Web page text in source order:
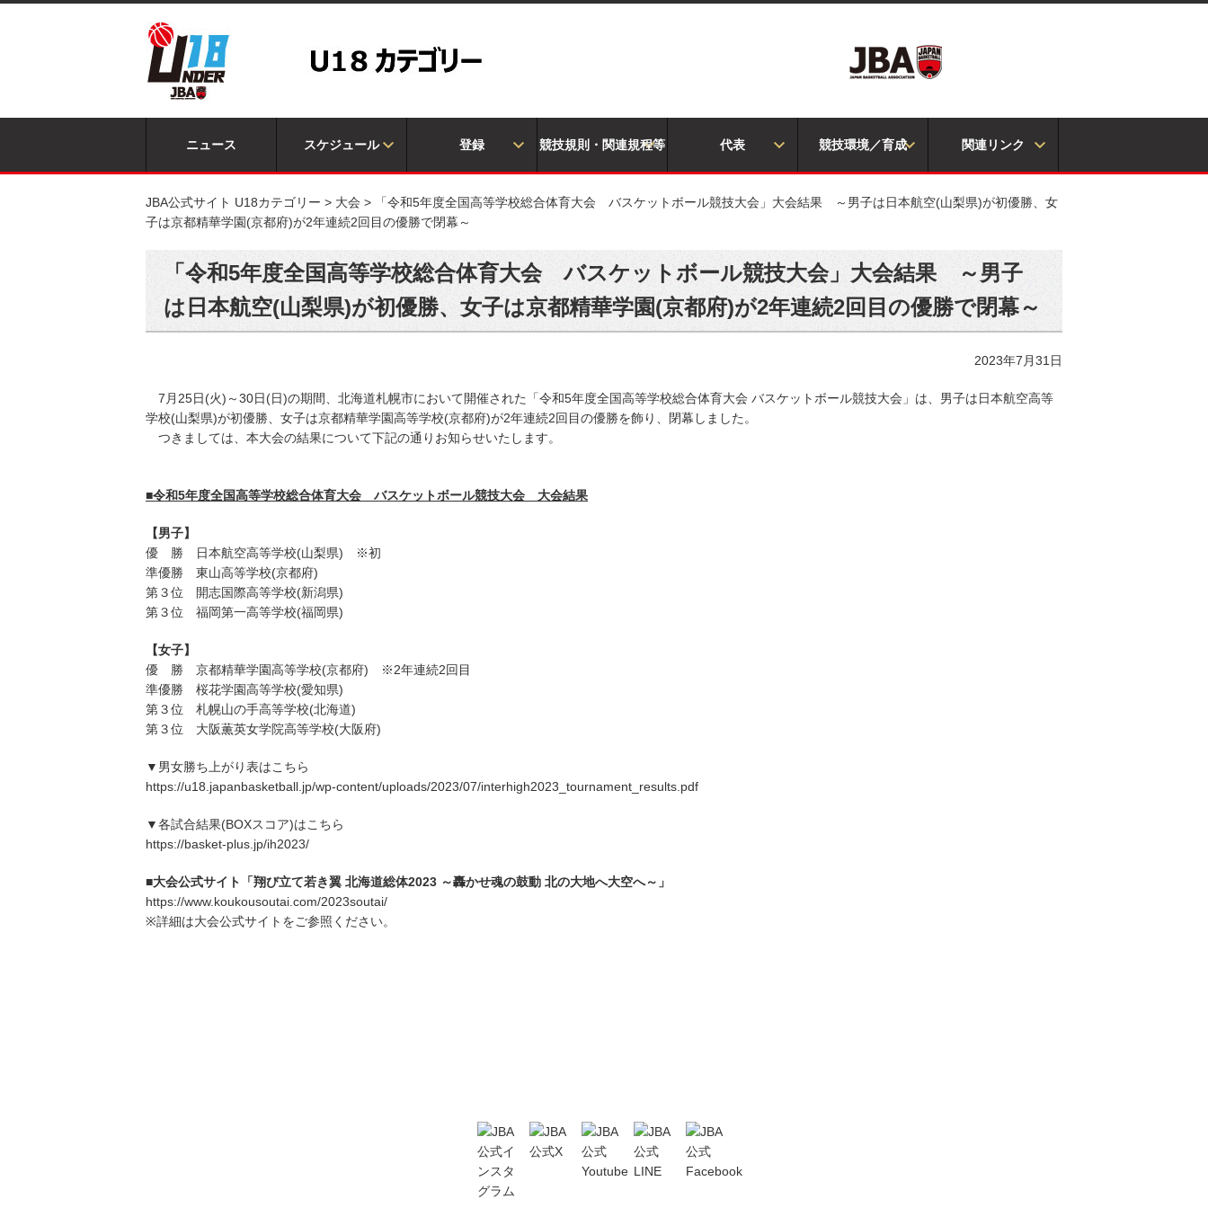
ニュース スケジュール 登録 競技規則・関連規程等 代表 競技環境／育成 関連リンク
JBA公式サイト U18カテゴリー > 大会 >
「令和5年度全国高等学校総合体育大会 バスケットボール競技大会」大会結果 ～男子は日本航空(山梨県)が初優勝、女
子は京都精華学園(京都府)が2年連続2回目の優勝で閉幕～
「令和5年度全国高等学校総合体育大会 バスケットボール競技大会」大会結果 ～男子
は日本航空(山梨県)が初優勝、女子は京都精華学園(京都府)が2年連続2回目の優勝で閉幕～
2023年7月31日
7月25日(火)～30日(日)の期間、北海道札幌市において開催された「令和5年度全国高等学校総合体育大会 バスケットボール競技大会」は、男子は日本航空高等
学校(山梨県)が初優勝、女子は京都精華学園高等学校(京都府)が2年連続2回目の優勝を飾り、閉幕しました。
つきましては、本大会の結果について下記の通りお知らせいたします。
■令和5年度全国高等学校総合体育大会 バスケットボール競技大会 大会結果
【男子】
優 勝 日本航空高等学校(山梨県) ※初
準優勝 東山高等学校(京都府)
第３位 開志国際高等学校(新潟県)
第３位 福岡第一高等学校(福岡県)
【女子】
優 勝 京都精華学園高等学校(京都府) ※2年連続2回目
準優勝 桜花学園高等学校(愛知県)
第３位 札幌山の手高等学校(北海道)
第３位 大阪薫英女学院高等学校(大阪府)
▼男女勝ち上がり表はこちら
https://u18.japanbasketball.jp/wp-content/uploads/2023/07/interhigh2023_tournament_results.pdf
▼各試合結果(BOXスコア)はこちら
https://basket-plus.jp/ih2023/
■大会公式サイト「翔び立て若き翼 北海道総体2023 ～轟かせ魂の鼓動 北の大地へ大空へ～」
https://www.koukousoutai.com/2023soutai/
※詳細は大会公式サイトをご参照ください。